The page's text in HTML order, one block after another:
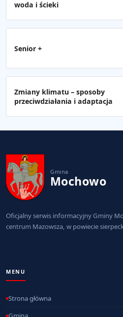
woda i ścieki
Senior +
Zmiany klimatu – sposoby
przeciwdziałania i adaptacja
Gmina
Mochowo
Oficjalny serwis informacyjny Gminy
centrum Mazowsza, w powiecie
MENU
Strona główna